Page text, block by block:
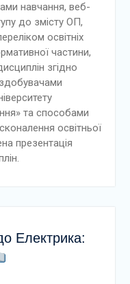
навчання, веб-
до змісту ОП,
освітніх
частини,
згідно
та способами
освітньої
презентація
Електрика: